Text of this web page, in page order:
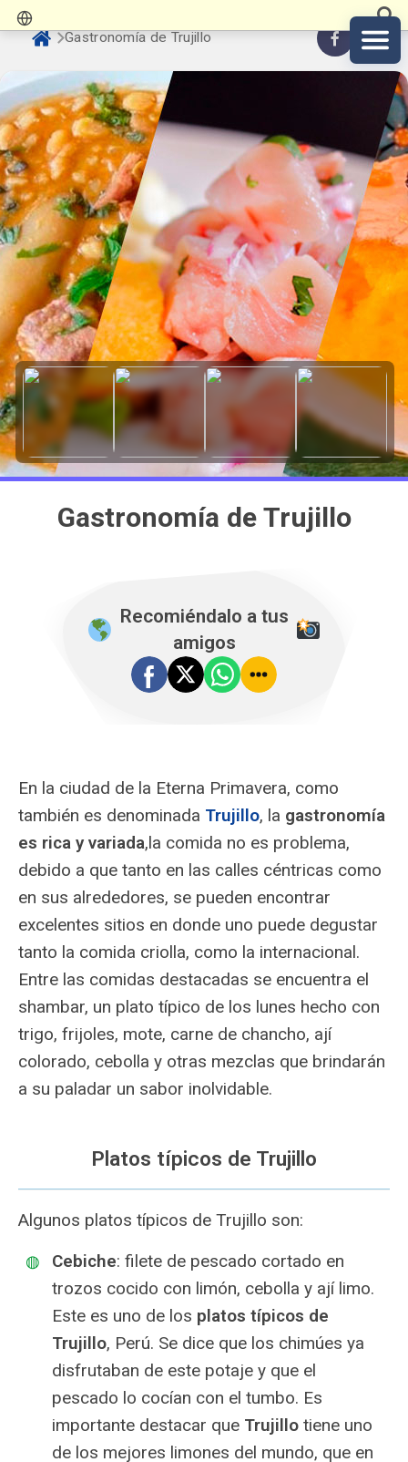
Gastronomía de Trujillo
Gastronomía de Trujillo
Recomiéndalo a tus
amigos
En la ciudad de la Eterna Primavera, como
también es denominada Trujillo, la gastronomía
es rica y variada,la comida no es problema,
debido a que tanto en las calles céntricas como
en sus alrededores, se pueden encontrar
excelentes sitios en donde uno puede degustar
tanto la comida criolla, como la internacional.
Entre las comidas destacadas se encuentra el
shambar, un plato típico de los lunes hecho con
trigo, frijoles, mote, carne de chancho, ají
colorado, cebolla y otras mezclas que brindarán
a su paladar un sabor inolvidable.
Platos típicos de Trujillo
Algunos platos típicos de Trujillo son:
Cebiche: filete de pescado cortado en
trozos cocido con limón, cebolla y ají limo.
Este es uno de los platos típicos de
Trujillo, Perú. Se dice que los chimúes ya
disfrutaban de este potaje y que el
pescado lo cocían con el tumbo. Es
importante destacar que Trujillo tiene uno
de los mejores limones del mundo, que en